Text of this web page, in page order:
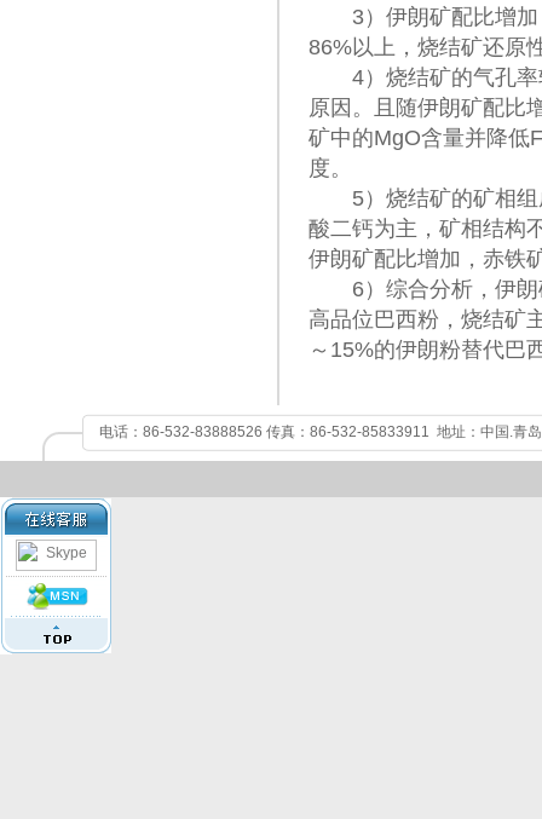
3）伊朗矿配比增加
86%以上，烧结矿还原
4）烧结矿的气孔率
原因。且随伊朗矿配比
矿中的MgO含量并降低
度。
5）烧结矿的矿相组
酸二钙为主，矿相结构
伊朗矿配比增加，赤铁
6）综合分析，伊朗
高品位巴西粉，烧结矿
～15%的伊朗粉替代巴
电话：86-532-83888526 传真：86-532-85833911 地址：中国.青